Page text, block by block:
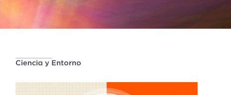
Ciencia y Entorno